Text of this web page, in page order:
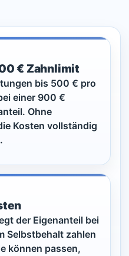
€ Zahnlimit
bis 500 € pro
einer 900 €
Ohne
Kosten vollständig
der Eigenanteil bei
Selbstbehalt zahlen
können passen,